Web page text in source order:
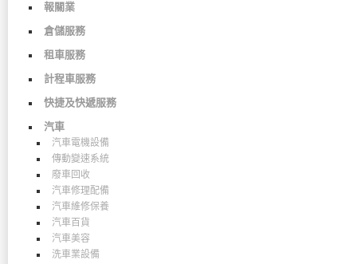
報關業
倉儲服務
租車服務
計程車服務
快捷及快遞服務
汽車
汽車電機設備
傳動變速系統
廢車回收
汽車修理配備
汽車維修保養
汽車百貨
汽車美容
洗車業設備